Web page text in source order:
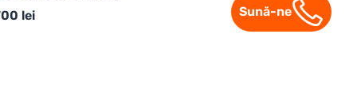
lei Sună-ne